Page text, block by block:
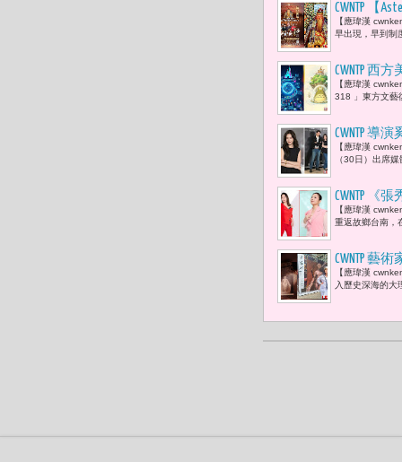
CWNTP 【
好，人先
【應瑋漢
早出現，早到制
CWNTP 西
島策略
【應瑋漢
318 」東方文藝
CWNTP 導
驚悚劇
【應瑋漢
（30日）出席
CWNTP 《
【應瑋漢
重返故鄉台南，
CWNTP 藝
受感動「
【應瑋漢
入歷史深海的大